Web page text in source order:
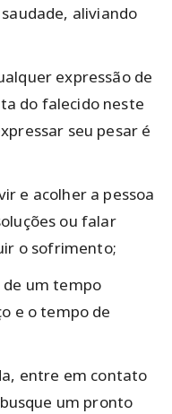
aliviando
expressão de
do falecido neste
seu pesar é
e acolher a pessoa
ou falar
o sofrimento;
de um tempo
e o tempo de
entre em contato
um pronto